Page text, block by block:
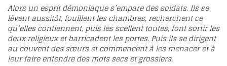
Alors un esprit démoniaque s’empare des soldats. Ils se
lèvent aussitôt, fouillent les chambres, recherchent ce
qu’elles contiennent, puis les scellent toutes, font sortir les
deux religieux et barricadent les portes. Puis ils se dirigent
au couvent des sœurs et commencent à les menacer et à
leur faire entendre des mots secs et grossiers.